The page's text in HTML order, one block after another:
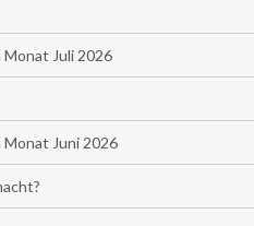
Juli 2026
Juni 2026